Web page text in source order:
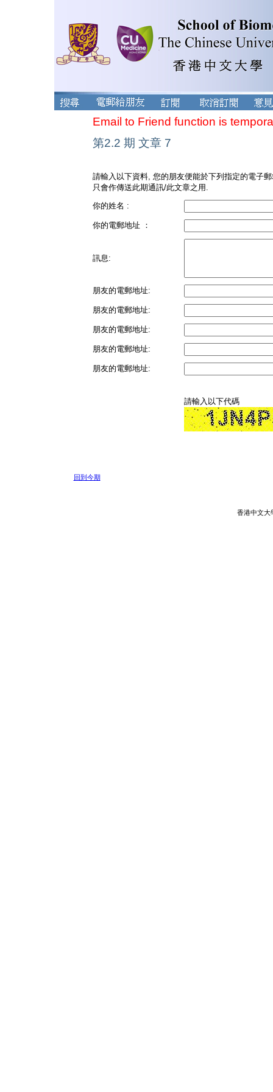
Email to Friend function is
第2.2 期 文章 7
請輸入以下資料, 您的朋友便能於下列指定的電子
只會作傳送此期通訊/此文章之用.
你的姓名 :
你的電郵地址 ：
訊息:
朋友的電郵地址:
朋友的電郵地址:
朋友的電郵地址:
朋友的電郵地址:
朋友的電郵地址:
請輸入以下代碼
回到今期
香港中文大